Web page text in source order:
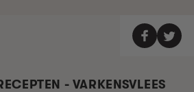
- VARKENSVLEES